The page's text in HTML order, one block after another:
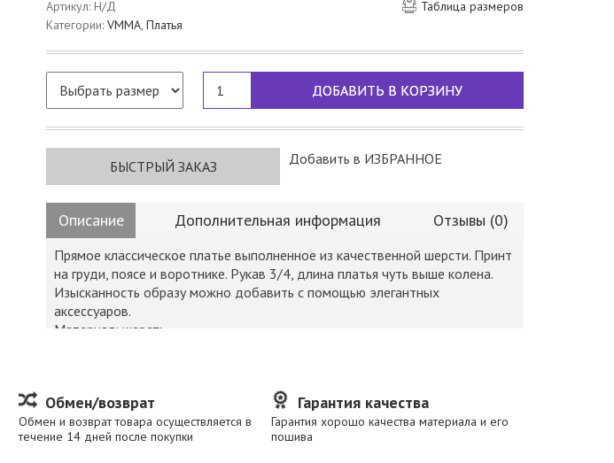
Таблица размеров
Артикул:Н/Д
Категории:VMMA,Платья
ДОБАВИТЬ В КОРЗИНУ
БЫСТРЫЙ ЗАКАЗ Добавить в ИЗБРАННОЕ
Описание Дополнительная информация Отзывы (0)
Прямое классическое платье выполненное из качественной шерсти. Принт
на груди, поясе и воротнике. Рукав 3/4, длина платья чуть выше колена.
Изысканность образу можно добавить с помощью элегантных
аксессуаров.
Материал: шерсть
Обмен/возврат
Обмен и возврат товара осуществляется в
течение 14 дней после покупки
Гарантия качества
Гарантия хорошо качества материала и его
пошива